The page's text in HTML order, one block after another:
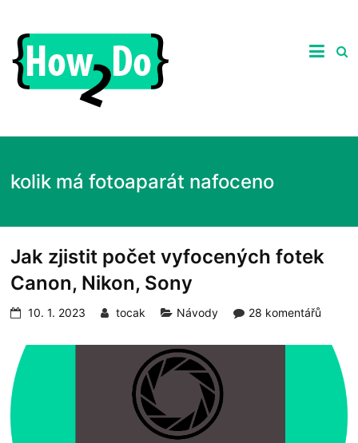
content
Praktické
tipy
zajímavých
produktů
na
ně.
kolik má fotoaparát nafoceno
Jak zjistit počet vyfocených fotek
Canon, Nikon, Sony
10. 1. 2023 tocak Návody 28 komentářů